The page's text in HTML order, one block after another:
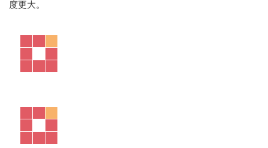
度更大。